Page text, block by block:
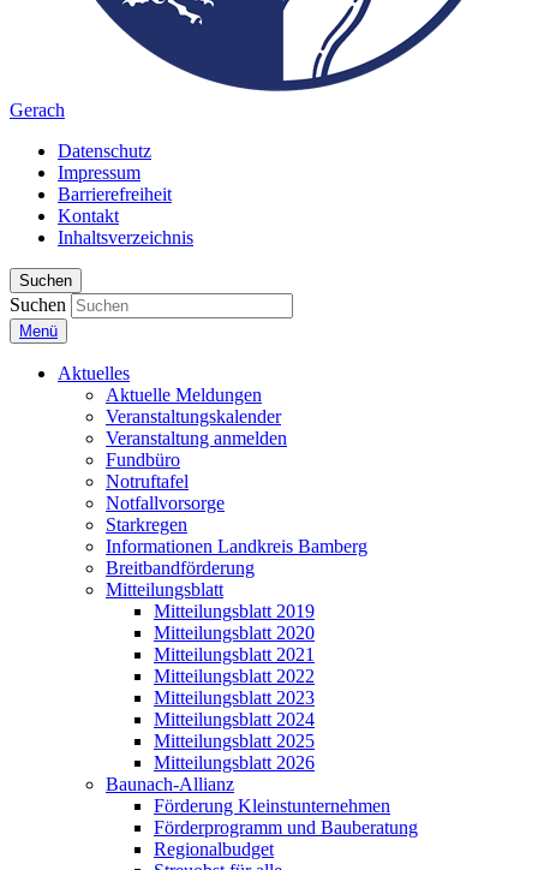
Gerach
Datenschutz
Impressum
Barrierefreiheit
Kontakt
Inhaltsverzeichnis
Suchen
Suchen
Menü
Aktuelles
Aktuelle Meldungen
Veranstaltungskalender
Veranstaltung anmelden
Fundbüro
Notruftafel
Notfallvorsorge
Starkregen
Informationen Landkreis Bamberg
Breitbandförderung
Mitteilungsblatt
Mitteilungsblatt 2019
Mitteilungsblatt 2020
Mitteilungsblatt 2021
Mitteilungsblatt 2022
Mitteilungsblatt 2023
Mitteilungsblatt 2024
Mitteilungsblatt 2025
Mitteilungsblatt 2026
Baunach-Allianz
Förderung Kleinstunternehmen
Förderprogramm und Bauberatung
Regionalbudget